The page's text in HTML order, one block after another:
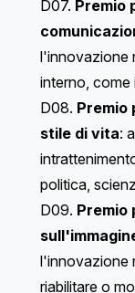
D07. Premio
l'innovazione
interno, come
D08. Premio
stile di vita:
politica,
D09. Premio
l'innovazione
riabilitare o